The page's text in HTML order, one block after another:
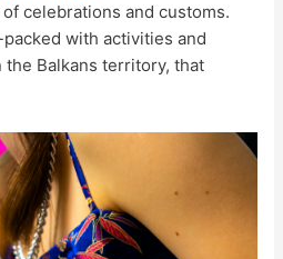
celebrations and customs.
with activities and
Balkans territory, that